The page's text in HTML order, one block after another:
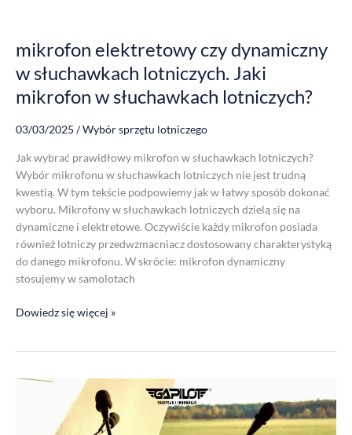
mikrofon elektretowy czy dynamiczny
w słuchawkach lotniczych. Jaki
mikrofon w słuchawkach lotniczych?
03/03/2025 /Wybór sprzętu lotniczego
Jak wybrać prawidłowy mikrofon w słuchawkach lotniczych?
Wybór mikrofonu w słuchawkach lotniczych nie jest trudną
kwestią. W tym tekście podpowiemy jak w łatwy sposób dokonać
wyboru. Mikrofony w słuchawkach lotniczych dzielą się na
dynamiczne i elektretowe. Oczywiście każdy mikrofon posiada
również lotniczy przedwzmacniacz dostosowany charakterystyką
do danego mikrofonu. W skrócie: mikrofon dynamiczny
stosujemy w samolotach
w
lotniczych?
Dowiedz się więcej »
Dlaczego